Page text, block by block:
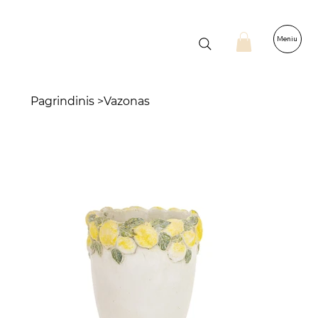
Meniu
Pagrindinis >Vazonas